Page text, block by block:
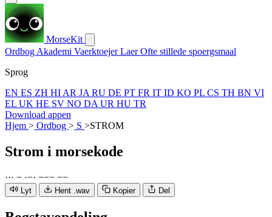
MorseKit
Ordbog Akademi VaerktoejerLaerOfte stillede spoergsmaal
Sprog
EN ES ZH HI AR JA RU DE PT FR IT ID KO PL CS TH BN VI
EL UK HE SV NO DA UR HU TR
Download appen
Hjem > Ordbog > S >STROM
Strom i morsekode
··· − ·−· −−− −−
Lyt Hent .wav Kopier Del